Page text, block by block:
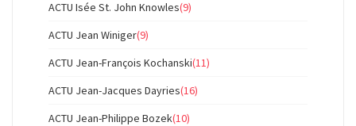
ACTU Isée St. John Knowles(9)
ACTU Jean Winiger(9)
ACTU Jean-François Kochanski(11)
ACTU Jean-Jacques Dayries(16)
ACTU Jean-Philippe Bozek(10)